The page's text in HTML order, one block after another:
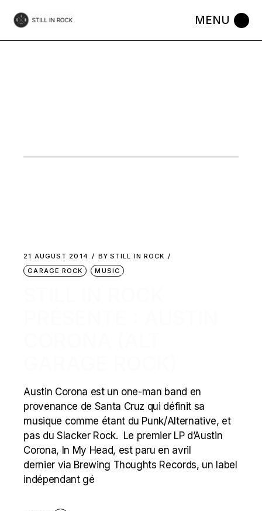
the
21 AUGUST 2014 BY STILL IN ROCK
GARAGE ROCK
MUSIC
Austin Corona est un one-man band en
provenance de Santa Cruz qui définit sa
musique comme étant du Punk/Alternative, et
pas du Slacker Rock. Le premier LP d’Austin
Corona, In My Head, est paru en avril
dernier via Brewing Thoughts Records, un label
indépendant gé